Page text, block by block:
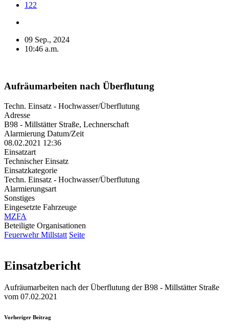
122
09 Sep., 2024
10:46 a.m.
Aufräumarbeiten nach Überflutung
Techn. Einsatz - Hochwasser/Überflutung
Adresse
B98 - Millstätter Straße, Lechnerschaft
Alarmierung Datum/Zeit
08.02.2021 12:36
Einsatzart
Technischer Einsatz
Einsatzkategorie
Techn. Einsatz - Hochwasser/Überflutung
Alarmierungsart
Sonstiges
Eingesetzte Fahrzeuge
MZFA
Beteiligte Organisationen
Feuerwehr Millstatt Seite
Einsatzbericht
Aufräumarbeiten nach der Überflutung der B98 - Millstätter Straße
vom 07.02.2021
Vorheriger Beitrag